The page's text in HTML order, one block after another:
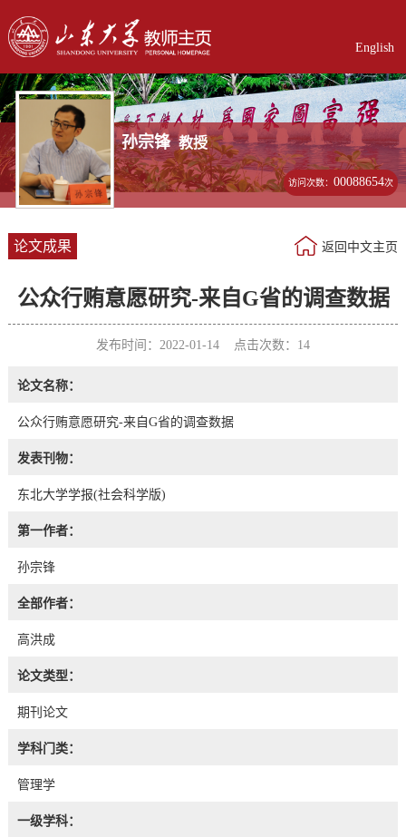
English
孙宗锋 教授
访问次数：00088654次
论文成果 返回中文主页
公众行贿意愿研究-来自G省的调查数据
发布时间：2022-01-14 点击次数： 14
论文名称：
公众行贿意愿研究-来自G省的调查数据
发表刊物：
东北大学学报(社会科学版)
第一作者：
孙宗锋
全部作者：
高洪成
论文类型：
期刊论文
学科门类：
管理学
一级学科：